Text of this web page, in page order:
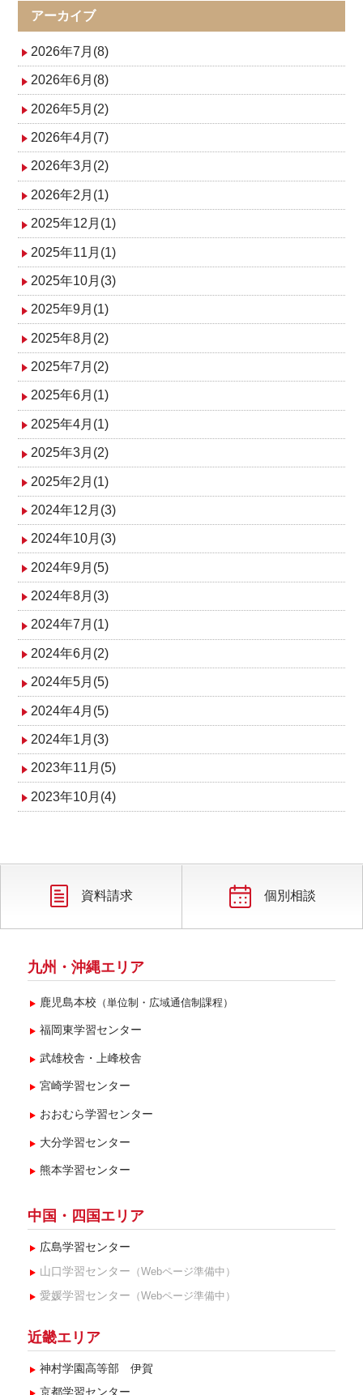
ナ
ビ
ゲ
ー
シ
ョ
ン
アーカイブ
2026年7月(8)
2026年6月(8)
2026年5月(2)
2026年4月(7)
2026年3月(2)
2026年2月(1)
2025年12月(1)
2025年11月(1)
2025年10月(3)
2025年9月(1)
2025年8月(2)
2025年7月(2)
2025年6月(1)
2025年4月(1)
2025年3月(2)
2025年2月(1)
2024年12月(3)
2024年10月(3)
2024年9月(5)
2024年8月(3)
2024年7月(1)
2024年6月(2)
2024年5月(5)
2024年4月(5)
2024年1月(3)
2023年11月(5)
2023年10月(4)
資料請求 個別相談
九州・沖縄エリア
鹿児島本校 （単位制・広域通信制課程）
福岡東学習センター
武雄校舎・上峰校舎
宮崎学習センター
おおむら学習センター
大分学習センター
熊本学習センター
中国・四国エリア
広島学習センター
山口学習センター （Webページ準備中）
愛媛学習センター （Webページ準備中）
近畿エリア
神村学園高等部 伊賀
京都学習センター